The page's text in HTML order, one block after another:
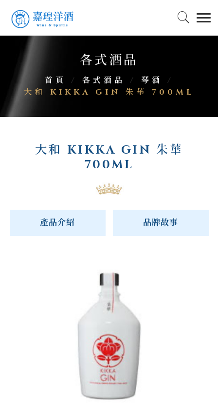
各式酒品
首頁 / 各式酒品 / 琴酒
/
大和 KIKKA GIN 朱華 700ML
大和 KIKKA GIN 朱華
700ML
產品介紹 品牌故事